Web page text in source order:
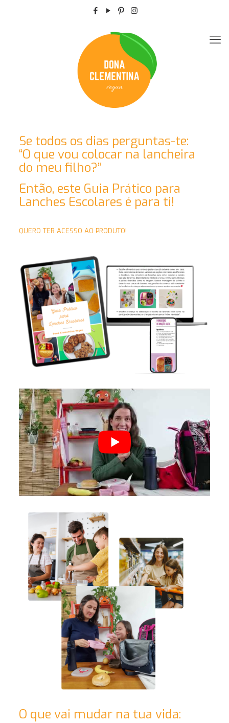
Se todos os dias perguntas-te:
“O que vou colocar na lancheira
do meu filho?”
Então, este Guia Prático para
Lanches Escolares é para ti!
QUERO TER ACESSO AO PRODUTO!
O que vai mudar na tua vida: